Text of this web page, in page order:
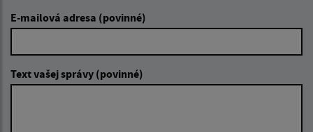
E-mailová adresa (povinné)
Text vašej správy (povinné)